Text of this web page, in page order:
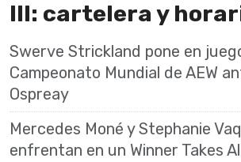
III: cartelera y
Swerve Strickland pone en
Campeonato Mundial de AEW
Ospreay
Mercedes Moné y Stephanie
enfrentan en un Winner Takes